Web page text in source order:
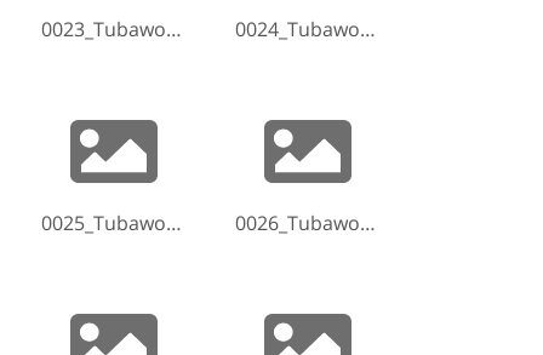
0023_Tubaworkshop-Hammelburg-2017-170520-185444.jpg 0024_Tubaworkshop-Hammelburg-2017-170520-190645.jpg
0025_Tubaworkshop-Hammelburg-2017-170520-190702.jpg 0026_Tubaworkshop-Hammelburg-2017-170520-190917.jpg